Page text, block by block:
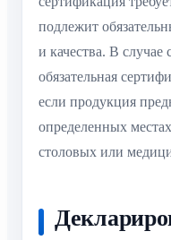
подлежит
и качества. В случае
обязательная
если продукция
определенных
столовых или